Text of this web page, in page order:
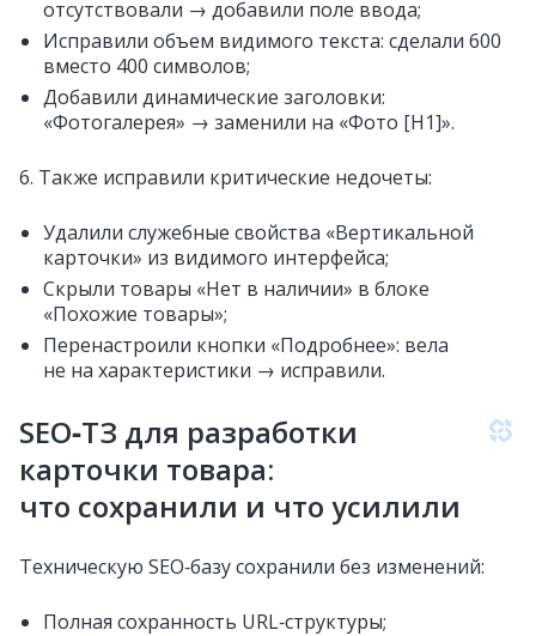
отсутствовали → добавили поле ввода;
Исправили объем видимого текста: сделали 600
вместо 400 символов;
Добавили динамические заголовки:
«Фотогалерея» → заменили на «Фото [H1]».
6. Также исправили критические недочеты:
Удалили служебные свойства «Вертикальной
карточки» из видимого интерфейса;
Скрыли товары «Нет в наличии» в блоке
«Похожие товары»;
Перенастроили кнопки «Подробнее»: вела
не на характеристики → исправили.
SEO‑ТЗ для разработки
карточки товара:
что сохранили и что усилили
Техническую SEO‑базу сохранили без изменений:
Полная сохранность URL‑структуры;